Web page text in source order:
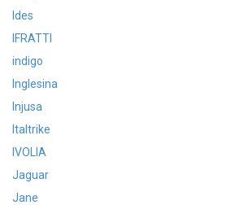
Ides
IFRATTI
indigo
Inglesina
Injusa
Italtrike
IVOLIA
Jaguar
Jane